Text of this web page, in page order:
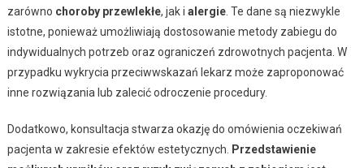
zarówno choroby przewlekłe, jak i alergie. Te dane są niezwykle
istotne, ponieważ umożliwiają dostosowanie metody zabiegu do
indywidualnych potrzeb oraz ograniczeń zdrowotnych pacjenta. W
przypadku wykrycia przeciwwskazań lekarz może zaproponować
inne rozwiązania lub zalecić odroczenie procedury.
Dodatkowo, konsultacja stwarza okazję do omówienia oczekiwań
pacjenta w zakresie efektów estetycznych.
Przedstawienie